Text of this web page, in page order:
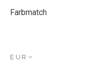
Farbmatch
EUR